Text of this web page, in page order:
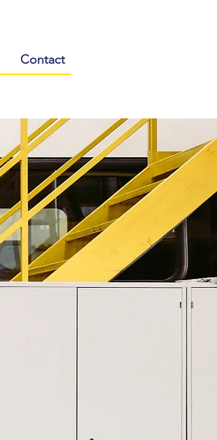
Contact